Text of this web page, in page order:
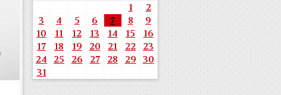
1
2
3
4 5 6 7 8
9
10
11 12 13 14 15
16
17
18 19 20 21 22
23
24
25 26 27 28 29 30
31